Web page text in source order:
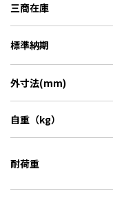
三商在庫
標準納期
外寸法(mm)
自重（kg）
耐荷重